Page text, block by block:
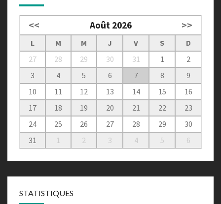
<< Août 2026 >>
L M M J V S
D
27
28 29 30 31 1
2
3
4 5 6 7 8
9
10
11 12 13 14 15
16
17
18 19 20 21 22
23
24
25 26 27 28 29
30
31
1 2 3 4 5 6
STATISTIQUES